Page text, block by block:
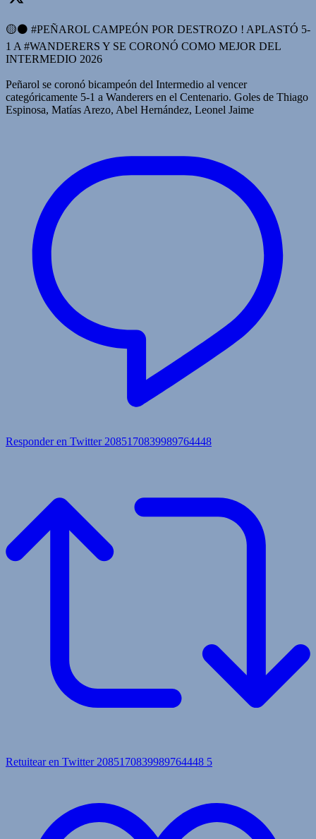
🟡⚫️ #PEÑAROL CAMPEÓN POR DESTROZO ! APLASTÓ 5-
1 A #WANDERERS Y SE CORONÓ COMO MEJOR DEL
INTERMEDIO 2026
Peñarol se coronó bicampeón del Intermedio al vencer
categóricamente 5-1 a Wanderers en el Centenario. Goles de Thiago
Espinosa, Matías Arezo, Abel Hernández, Leonel Jaime
Responder en Twitter 2085170839989764448
Retuitear en Twitter 2085170839989764448 5